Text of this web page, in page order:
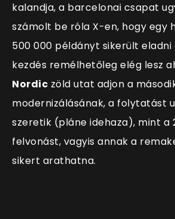
kalandja, a barcelonai csapat
számolt be róla X-en, hogy egy
500 000 példányt sikerült eladni
kezdés remélhetőleg elég lesz
Nordic zöld utat adjon a
modernizálásának, a folytatást
szeretik (pláne idehaza), mint a
felvonást, vagyis annak a
sikert arathatna.